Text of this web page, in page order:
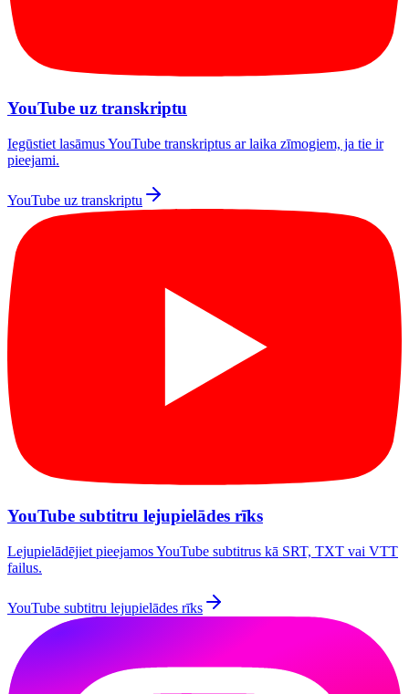
YouTube uz transkriptu
Iegūstiet lasāmus YouTube transkriptus ar laika zīmogiem, ja tie ir
pieejami.
YouTube uz transkriptu
YouTube subtitru lejupielādes rīks
Lejupielādējiet pieejamos YouTube subtitrus kā SRT, TXT vai VTT
failus.
YouTube subtitru lejupielādes rīks